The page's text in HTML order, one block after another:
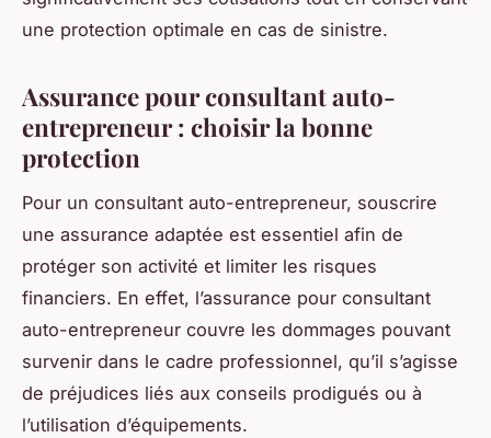
une protection optimale en cas de sinistre.
Assurance pour consultant auto-
entrepreneur : choisir la bonne
protection
Pour un consultant auto-entrepreneur, souscrire
une assurance adaptée est essentiel afin de
protéger son activité et limiter les risques
financiers. En effet, l’assurance pour consultant
auto-entrepreneur couvre les dommages pouvant
survenir dans le cadre professionnel, qu’il s’agisse
de préjudices liés aux conseils prodigués ou à
l’utilisation d’équipements.